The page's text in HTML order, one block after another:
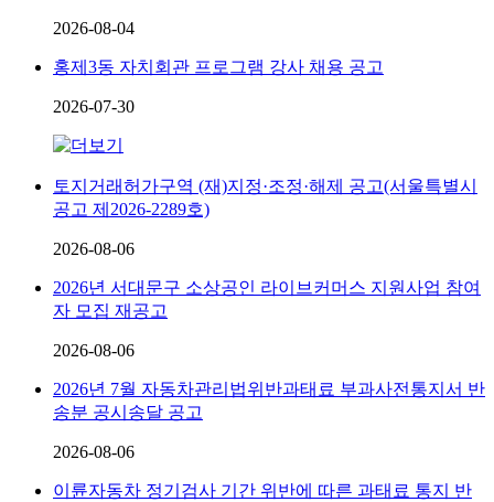
2026-08-04
홍제3동 자치회관 프로그램 강사 채용 공고
2026-07-30
토지거래허가구역 (재)지정·조정·해제 공고(서울특별시
공고 제2026-2289호)
2026-08-06
2026년 서대문구 소상공인 라이브커머스 지원사업 참여
자 모집 재공고
2026-08-06
2026년 7월 자동차관리법위반과태료 부과사전통지서 반
송분 공시송달 공고
2026-08-06
이륜자동차 정기검사 기간 위반에 따른 과태료 통지 반